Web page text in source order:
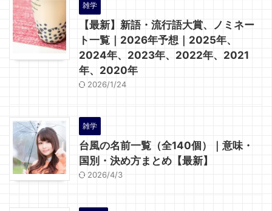
雑学
【最新】新語・流行語大賞、ノミネー
ト一覧｜2026年予想｜2025年、
2024年、2023年、2022年、2021
年、2020年
2026/1/24
雑学
台風の名前一覧（全140個）｜意味・
国別・決め方まとめ【最新】
2026/4/3